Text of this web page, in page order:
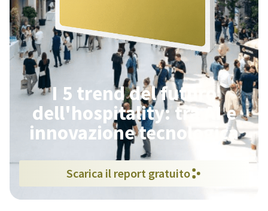
I 5 trend del futuro
dell'hospitality: tra AI e
innovazione tecnologica
Scarica il report gratuito